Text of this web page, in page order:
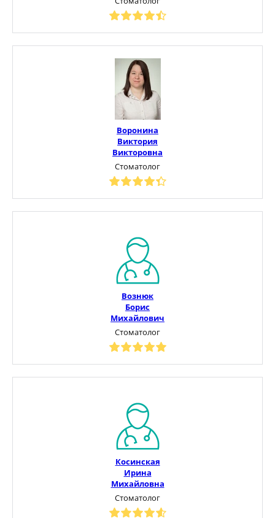
Воронина
Виктория
Викторовна
Стоматолог
Вознюк
Борис
Михайлович
Стоматолог
Косинская
Ирина
Михайловна
Стоматолог